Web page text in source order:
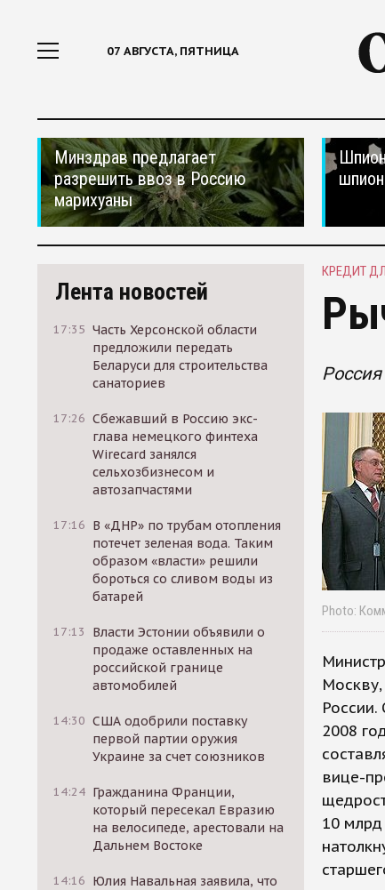
07 АВГУСТА, ПЯТНИЦА
Минздрав предлагает
разрешить ввоз в Россию
марихуаны
Лента новостей
17:35 Часть Херсонской области
предложили передать
Беларуси для строительства
санаториев
17:26 Сбежавший в Россию экс-
глава немецкого финтеха
Wirecard занялся
сельхозбизнесом и
автозапчастями
17:16 В «ДНР» по трубам отопления
потечет зеленая вода. Таким
образом «власти» решили
бороться со сливом воды из
батарей
17:13
Власти Эстонии объявили о
продаже оставленных на
российской границе
автомобилей
14:30 США одобрили поставку
первой партии оружия
Украине за счет союзников
14:24 Гражданина Франции,
который пересекал Евразию
на велосипеде, арестовали на
Дальнем Востоке
14:16 Юлия Навальная заявила, что
КРЕДИТ
Photo:
2008
вице-
10